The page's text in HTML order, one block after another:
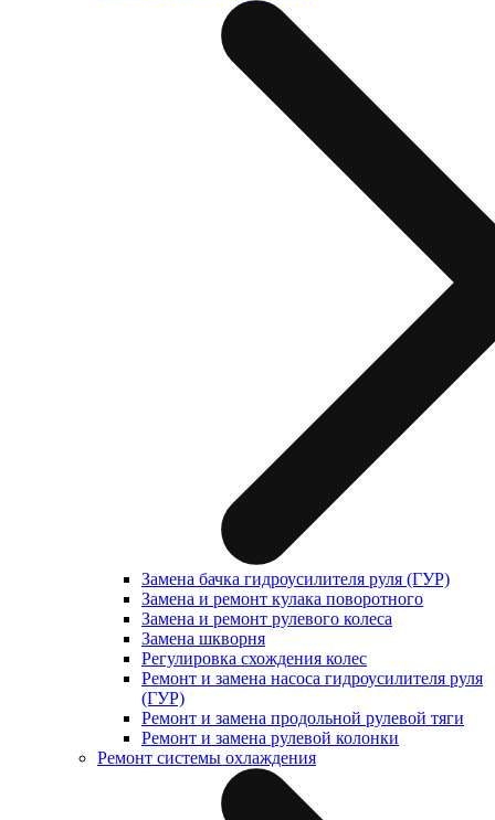
Замена бачка гидроусилителя руля (ГУР)
Замена и ремонт кулака поворотного
Замена и ремонт рулевого колеса
Замена шкворня
Регулировка схождения колес
Ремонт и замена насоса гидроусилителя руля
(ГУР)
Ремонт и замена продольной рулевой тяги
Ремонт и замена рулевой колонки
Ремонт системы охлаждения